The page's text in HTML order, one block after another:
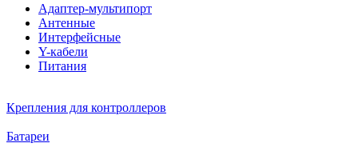
Адаптер-мультипорт
Антенные
Интерфейсные
Y-кабели
Питания
Крепления для контроллеров
Батареи